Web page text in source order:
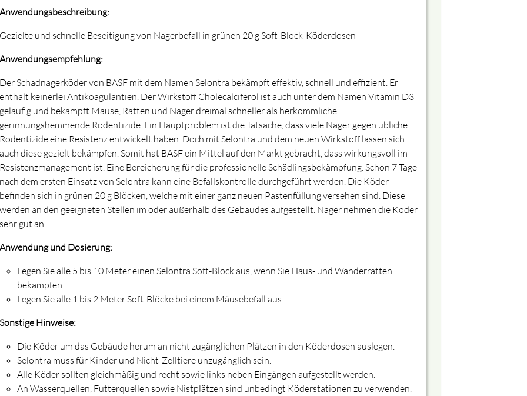
Anwendungsbeschreibung:
Gezielte und schnelle Beseitigung von Nagerbefall in grünen 20 g Soft-Block-Köderdosen
Anwendungsempfehlung:
Der Schadnagerköder von BASF mit dem Namen Selontra bekämpft effektiv, schnell und effizient. Er
enthält keinerlei Antikoagulantien. Der Wirkstoff Cholecalciferol ist auch unter dem Namen Vitamin D3
geläufig und bekämpft Mäuse, Ratten und Nager dreimal schneller als herkömmliche
gerinnungshemmende Rodentizide. Ein Hauptproblem ist die Tatsache, dass viele Nager gegen übliche
Rodentizide eine Resistenz entwickelt haben. Doch mit Selontra und dem neuen Wirkstoff lassen sich
auch diese gezielt bekämpfen. Somit hat BASF ein Mittel auf den Markt gebracht, dass wirkungsvoll im
Resistenzmanagement ist. Eine Bereicherung für die professionelle Schädlingsbekämpfung. Schon 7 Tage
nach dem ersten Einsatz von Selontra kann eine Befallskontrolle durchgeführt werden. Die Köder
befinden sich in grünen 20 g Blöcken, welche mit einer ganz neuen Pastenfüllung versehen sind. Diese
werden an den geeigneten Stellen im oder außerhalb des Gebäudes aufgestellt. Nager nehmen die Köder
sehr gut an.
Anwendung und Dosierung:
Legen Sie alle 5 bis 10 Meter einen Selontra Soft-Block aus, wenn Sie Haus- und Wanderratten
bekämpfen.
Legen Sie alle 1 bis 2 Meter Soft-Blöcke bei einem Mäusebefall aus.
Sonstige Hinweise:
Die Köder um das Gebäude herum an nicht zugänglichen Plätzen in den Köderdosen auslegen.
Selontra muss für Kinder und Nicht-Zelltiere unzugänglich sein.
Alle Köder sollten gleichmäßig und recht sowie links neben Eingängen aufgestellt werden.
An Wasserquellen, Futterquellen sowie Nistplätzen sind unbedingt Köderstationen zu verwenden.